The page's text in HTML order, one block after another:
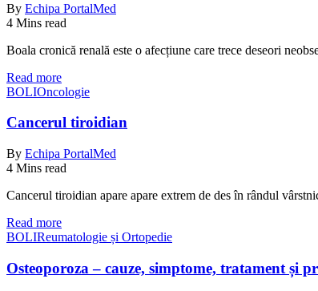
By Echipa PortalMed
4 Mins read
Boala cronică renală este o afecțiune care trece deseori
Read more
BOLIOncologie
Cancerul tiroidian
By Echipa PortalMed
4 Mins read
Cancerul tiroidian apare apare extrem de des în rândul
Read more
BOLIReumatologie și Ortopedie
Osteoporoza – cauze, simptome, tratament și